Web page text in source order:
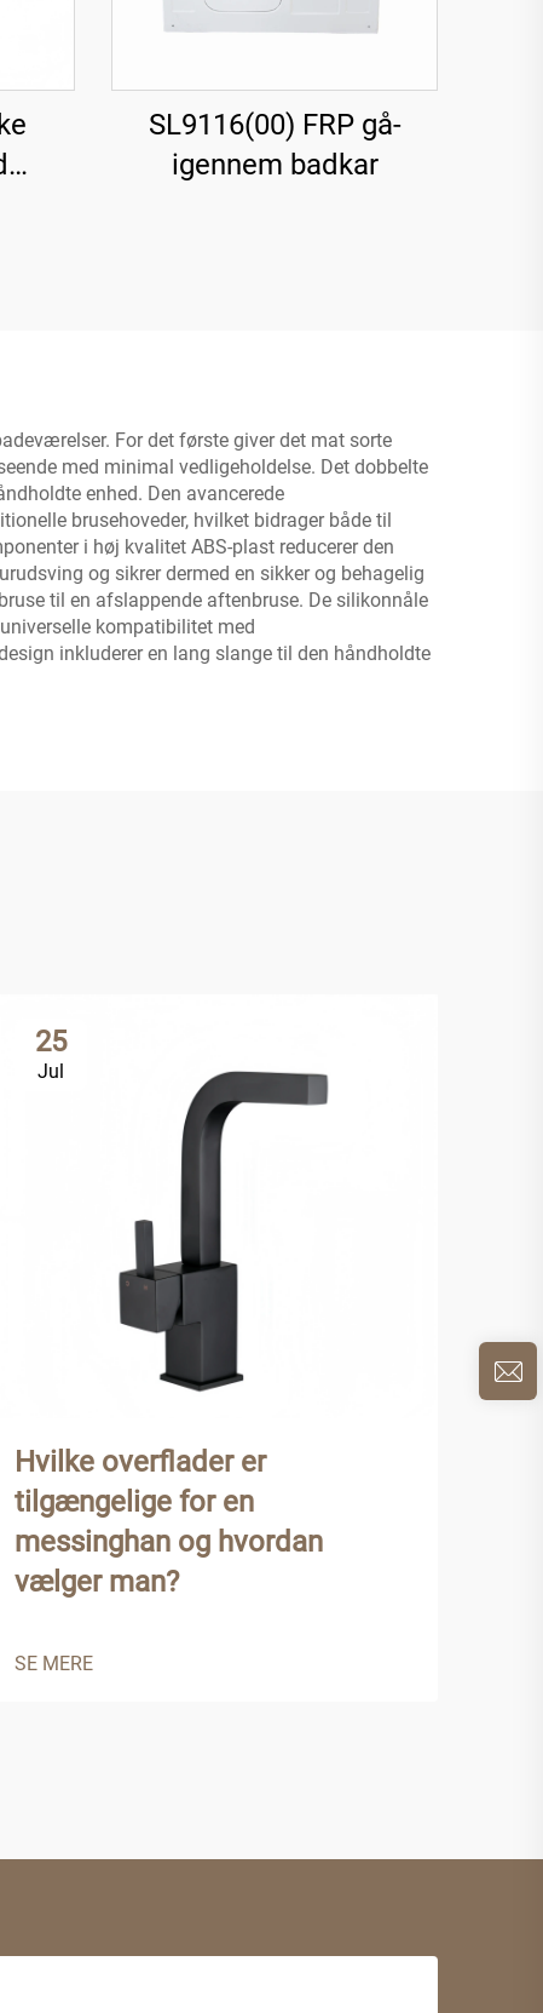
SL9116(00) FRP gå-
igennem badkar
For det første giver det mat sorte
med minimal vedligeholdelse. Det dobbelte
enhed. Den avancerede
brusehoveder, hvilket bidrager både til
i høj kvalitet ABS-plast reducerer den
og sikrer dermed en sikker og behagelig
til en afslappende aftenbruse. De silikonnåle
kompatibilitet med
inkluderer en lang slange til den håndholdte
25
Jul
Hvilke overflader er
tilgængelige for en
messinghan og hvordan
vælger man?
SE MERE